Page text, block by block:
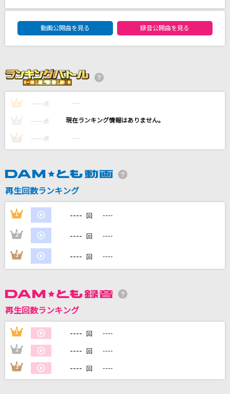
大阪LOVER
DREAMS COME TRUE
らしさ
Official髭男dism
サカナクション
[生音]僕のこと
DAMの新曲・ランキングなど
カラオケをもっと楽しもう！
自宅でカラオケ歌い放題！
DAM★ともボーカルエントリーランキング
動画公開曲を見る
録音公開曲を見る
1 ---- 点 ----
---- 点 ----
3 ---- 点 ----
再生回数ランキング
1 ---- 回 ----
2 ---- 回 ----
3 ---- 回 ----
再生回数ランキング
1 ---- 回 ----
2 ---- 回 ----
3 ---- 回 ----